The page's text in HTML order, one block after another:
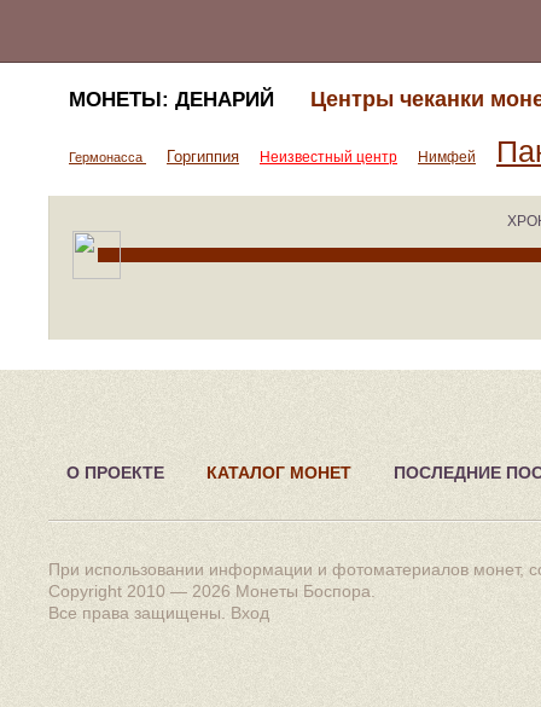
МОНЕТЫ: ДЕНАРИЙ Центры чеканки
Гермонасса Горгиппия Неизвестный центр Нимфей
О ПРОЕКТЕ КАТАЛОГ МОНЕТ ПОСЛЕДНИЕ
При использовании информации и фотоматериалов монет,
Copyright 2010 — 2026 Монеты Боспора
Все права защищены. Вход